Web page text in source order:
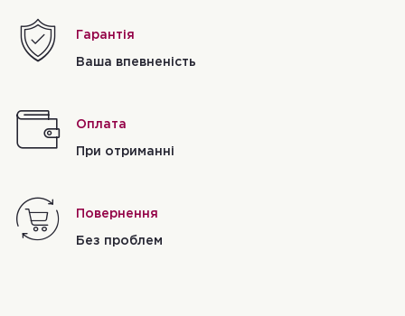
Гарантія
Ваша впевненість
Оплата
При отриманні
Повернення
Без проблем